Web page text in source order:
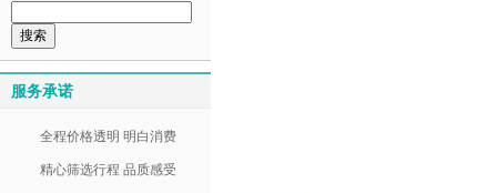
服务承诺
全程价格透明 明白消费
精心筛选行程 品质感受